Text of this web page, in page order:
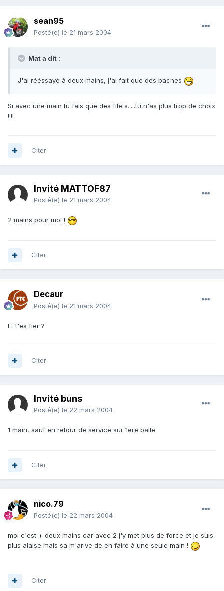
sean95
Posté(e) le 21 mars 2004
Mat a dit :
J'ai rééssayé à deux mains, j'ai fait que des baches
Si avec une main tu fais que des filets.....tu n'as plus trop de choix
!!!!
Citer
Invité MATTOF87
Posté(e) le 21 mars 2004
2 mains pour moi !
Citer
Decaur
Posté(e) le 21 mars 2004
Et t'es fier ?
Citer
Invité buns
Posté(e) le 22 mars 2004
1 main, sauf en retour de service sur 1ere balle
Citer
nico.79
Posté(e) le 22 mars 2004
moi c'est + deux mains car avec 2 j'y met plus de force et je suis
plus alaise mais sa m'arive de en faire à une seule main !
Citer